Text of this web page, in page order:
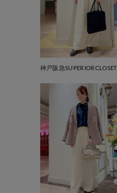
神戸阪急SUPERIORCLOSET